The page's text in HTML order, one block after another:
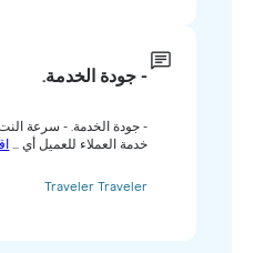
- جودة الخدمة.
- جودة الخدمة. - سرعة النت. -
خدمة العملاء للعميل أي ...اقرأ
Traveler Traveler